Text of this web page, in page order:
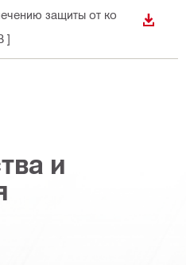
защиты от ко
]
и